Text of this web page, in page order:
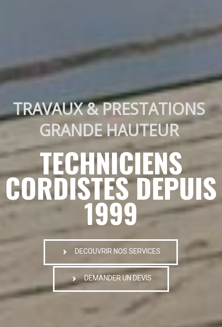
TRAVAUX & PRESTATIONS
GRANDE HAUTEUR
TECHNICIENS
CORDISTES DEPUIS
1999
DECOUVRIR NOS SERVICES
DEMANDER UN DEVIS